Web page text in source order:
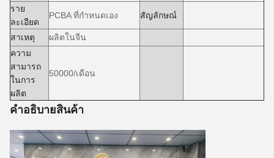
ราย
ละเอียด
PCBA ที่กําหนดเอง สัญลักษณ์
สาเหตุ
ผลิตในจีน
ความ
สามารถ
ในการ
ผลิต
50000/เดือน
คําอธิบายสินค้า